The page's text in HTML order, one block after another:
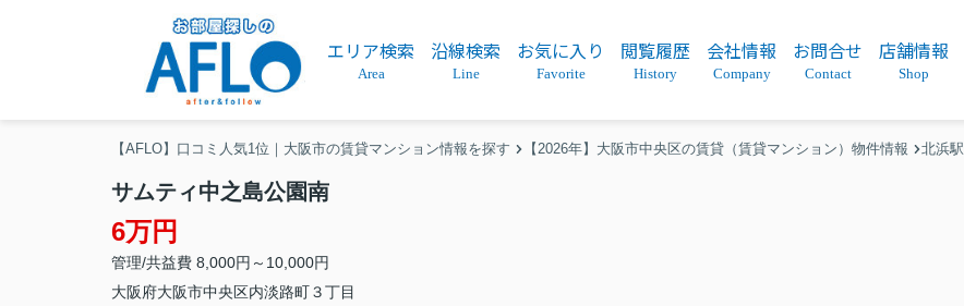
エリア検索
Area
沿線検索
Line
お気に入り
Favorite
閲覧履歴
History
会社情報
Company
お問合せ
Contact
店舗情報
Shop
【AFLO】口コミ人気1位｜大阪市の賃貸マンション情報を探す 【2026年】大阪市中央区の賃貸（賃貸マンション）物件情報 北浜駅
サムティ中之島公園南
6万円
管理/共益費 8,000円～10,000円
大阪府大阪市中央区内淡路町３丁目